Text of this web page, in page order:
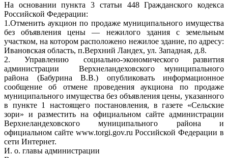
На основании пункта 3 статьи 448 Гражданского кодекса
Российской Федерации:
1.Отменить аукцион по продаже муниципального имущества
без объявления цены — нежилого здания с земельным
участком, на котором расположено нежилое здание, по адресу:
Ивановская область, п.Верхний Ландех, ул. Западная, д.8.
2. Управлению социально-экономического развития
администрации Верхнеландеховского муниципального
района (Бабурина В.В.) опубликовать информационное
сообщение об отмене проведения аукциона по продаже
муниципального имущества без объявления цены, указанного
в пункте 1 настоящего постановления, в газете «Сельские
зори» и разместить на официальном сайте администрации
Верхнеландеховского муниципального района и
официальном сайте www.torgi.gov.ru Российской Федерации в
сети Интернет.
И. о. главы администрации